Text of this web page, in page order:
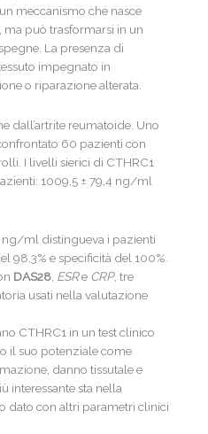
meccanismo che nasce
può trasformarsi in un
La presenza di
impegnato in
o riparazione alterata.
dall’artrite reumatoide. Uno
60 pazienti con
I livelli sierici di CTHRC1
1009,5 ± 79,4 ng/ml
ng/ml distingueva i pazienti
98,3% e specificità del 100%.
DAS28 ESRe CRP, tre
usati nella valutazione
CTHRC1 in un test clinico
il suo potenziale come
danno tissutale e
interessante sta nella
dato con altri parametri clinici